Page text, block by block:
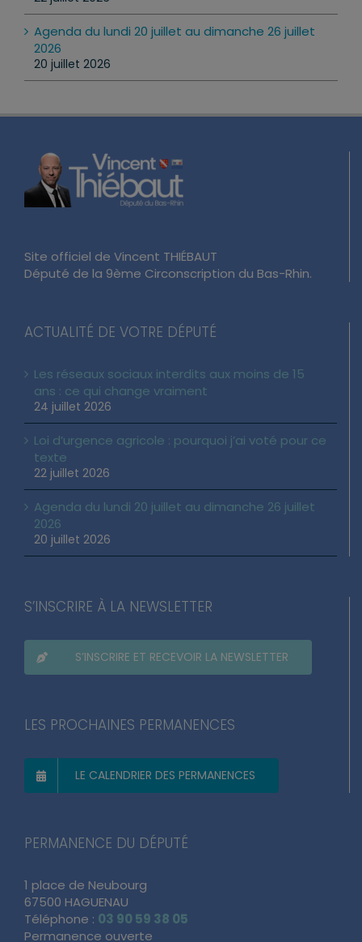
22 juillet 2026
Agenda du lundi 20 juillet au dimanche 26 juillet
2026
20 juillet 2026
Site officiel de Vincent THIÉBAUT
Les réseaux sociaux interdits aux moins de 15
ans : ce qui change vraiment
24 juillet 2026
Loi d’urgence agricole : pourquoi j’ai voté pour ce
texte
22 juillet 2026
Agenda du lundi 20 juillet au dimanche 26 juillet
2026
20 juillet 2026
S’INSCRIRE ET RECEVOIR LA NEWSLETTER
LE CALENDRIER DES PERMANENCES
1 place de Neubourg
67500 HAGUENAU
Téléphone :03 90 59 38 05